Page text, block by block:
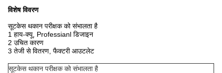
विशेष विवरण
सूटकेस थकान परीक्षक को संभालता है
1 हाय-क्यू, Professianl डिजाइन
2 उचित कारण
3 तेजी से वितरण, फैक्टरी आउटलेट
सूटकेस थकान परीक्षक को संभालता है